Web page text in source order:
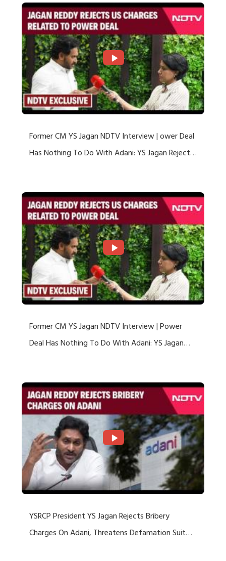
Former CM YS Jagan NDTV Interview | ower Deal
Has Nothing To Do With Adani: YS Jagan Rejects
Former CM YS Jagan NDTV Interview | Power
Deal Has Nothing To Do With Adani: YS Jagan
YSRCP President YS Jagan Rejects Bribery
Charges On Adani, Threatens Defamation Suit